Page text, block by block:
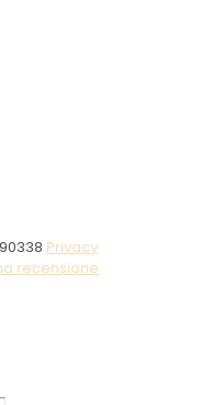
Privacy
recensione